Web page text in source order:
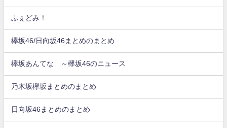
ふぇどみ！
欅坂46/日向坂46まとめのまとめ
欅坂あんてな ～欅坂46のニュース
乃木坂欅坂まとめのまとめ
日向坂46まとめのまとめ